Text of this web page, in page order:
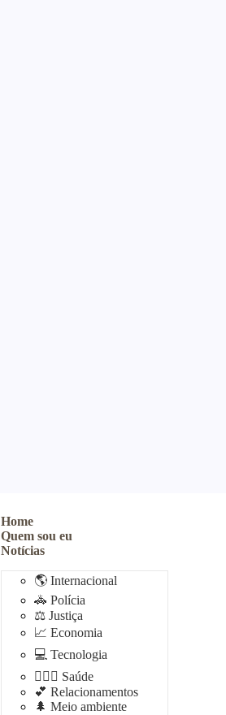
Home
Quem sou eu
Notícias
🌎 Internacional
🚓 Polícia
⚖️ Justiça
📈 Economia
💻 Tecnologia
👩🏻‍⚕️ Saúde
💕 Relacionamentos
🌲 Meio ambiente